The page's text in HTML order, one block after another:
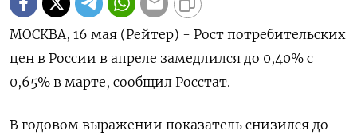
МОСКВА, 16 мая (Рейтер) - Рост потребительских
цен в России в апреле замедлился до 0,40% с
0,65% в марте, сообщил Росстат.
В годовом выражении показатель снизился до